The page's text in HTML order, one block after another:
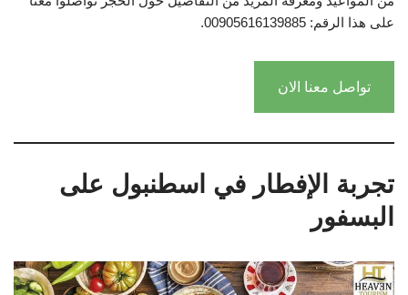
على هذا الرقم: 00905616139885.
تواصل معنا الان
تجربة الإفطار في اسطنبول على
البسفور